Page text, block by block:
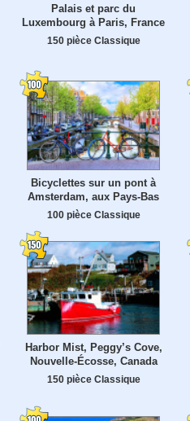
Palais et parc du
Luxembourg à Paris, France
150 pièce Classique
Bicyclettes sur un pont à
Amsterdam, aux Pays-Bas
100 pièce Classique
Harbor Mist, Peggy’s Cove,
Nouvelle-Écosse, Canada
150 pièce Classique